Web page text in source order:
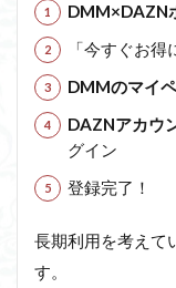
DMM×DAZN
「今すぐお
DMMのマイ
DAZNアカウ
グイン
登録完了！
長期利用を考えて
す。